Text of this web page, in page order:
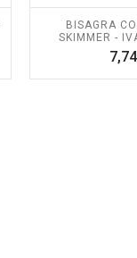
BISAGRA
SKIMMER -